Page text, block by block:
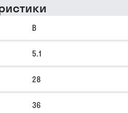
B
5.1
28
36